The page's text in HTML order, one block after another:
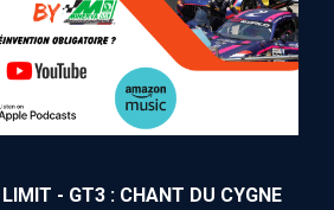
- GT3 : CHANT DU CYGNE